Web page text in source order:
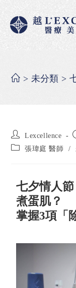
> 未分類 >
Lexcellence
張瑋庭 醫師
/
七夕情人
煮蛋肌？
掌握3項「